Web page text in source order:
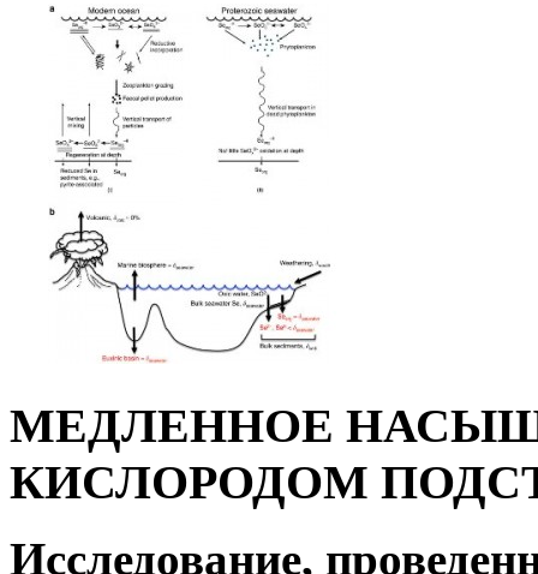
МЕДЛЕННОЕ
КИСЛОРОДОМ
Исследование,